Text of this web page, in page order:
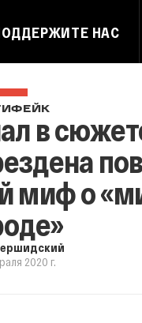
НАС
в
миф о
2020 г.